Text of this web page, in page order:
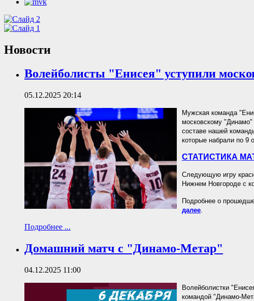
Новости
Волейболисты "Енисея" уступили
05.12.2025 20:14
Мужская команда
московскому
составе нашей
которые набрали по 9
СТАТИСТИКА
Следующую игру
Нижнем Новгороде с
Подробнее о
далее
Подробнее ...
Домашний матч с "Динамо-Метар"
04.12.2025 11:00
Волейболистки
командой "Динамо-